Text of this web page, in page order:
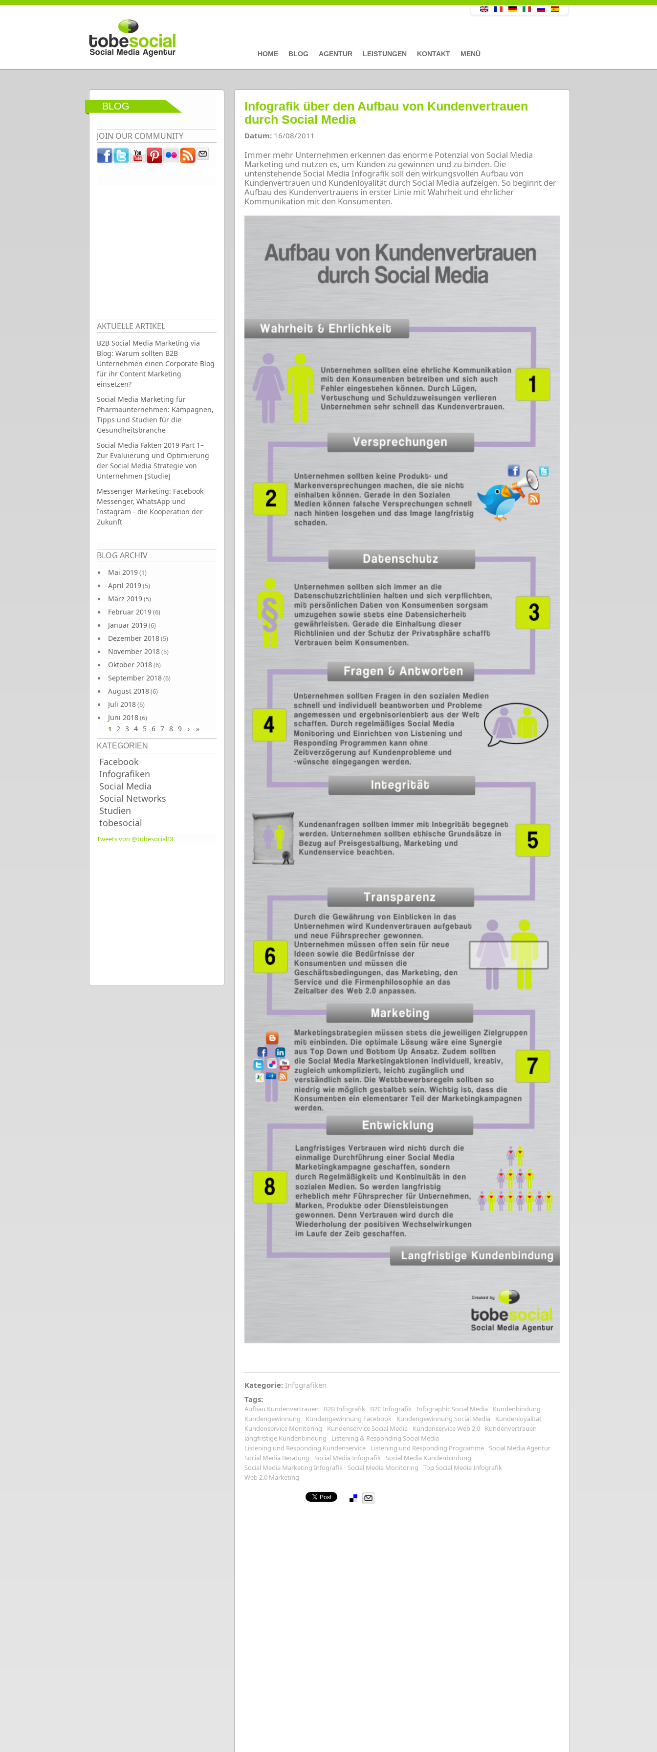
Direkt zum Inhalt
HOME BLOG AGENTUR LEISTUNGEN KONTAKT MENÜ
BLOG
JOIN OUR COMMUNITY
AKTUELLE ARTIKEL
B2B Social Media Marketing via
Blog: Warum sollten B2B
Unternehmen einen Corporate Blog
für ihr Content Marketing
einsetzen?
Social Media Marketing für
Pharmaunternehmen: Kampagnen,
Tipps und Studien für die
Gesundheitsbranche
Social Media Fakten 2019 Part 1–
Zur Evaluierung und Optimierung
der Social Media Strategie von
Unternehmen [Studie]
Messenger Marketing: Facebook
Messenger, WhatsApp und
Instagram - die Kooperation der
Zukunft
BLOG ARCHIV
Mai 2019(1)
April 2019(5)
März 2019(5)
Februar 2019(6)
Januar 2019(6)
Dezember 2018(5)
November 2018(5)
Oktober 2018(6)
September 2018(6)
August 2018(6)
Juli 2018(6)
Juni 2018(6)
Seiten
1 2 3 4 5 6 7 8 9 › »
KATEGORIEN
Facebook
Infografiken
Social Media
Social Networks
Studien
tobesocial
Tweets von @tobesocialDE
Infografik über den Aufbau von Kundenvertrauen
durch Social Media
Datum: 16/08/2011
Immer mehr Unternehmen erkennen das enorme Potenzial von Social Media
Marketing und nutzen es, um Kunden zu gewinnen und zu binden. Die
untenstehende Social Media Infografik soll den wirkungsvollen Aufbau von
Kundenvertrauen und Kundenloyalität durch Social Media aufzeigen. So beginnt der
Aufbau des Kundenvertrauens in erster Linie mit Wahrheit und ehrlicher
Kommunikation mit den Konsumenten.
Kategorie: Infografiken
Tags:
Aufbau Kundenvertrauen B2B Infografik B2C Infografik Infographic Social Media
Kundenbindung
Kundengewinnung
Kundengewinnung Facebook Kundengewinnung Social Media
Kundenloyalität
Kundenservice Monitoring
Kundenservice Social Media Kundenservice Web 2.0
Kundenvertrauen
langfristige Kundenbindung
Listening & Responding Social Media
Listening und Responding Kundenservice
Listening und Responding Programme
Social Media Agentur
Social Media Beratung
Social Media Infografik
Social Media Kundenbindung
Social Media Marketing Infografik
Social Media Monitoring
Top Social Media Infografik
Web 2.0 Marketing
Pinterest